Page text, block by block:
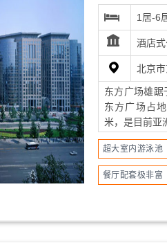
1居-6
酒店
北京
东方广场雄
东方广场占
米，是目前亚
超大室内游泳池
餐厅配套极非富